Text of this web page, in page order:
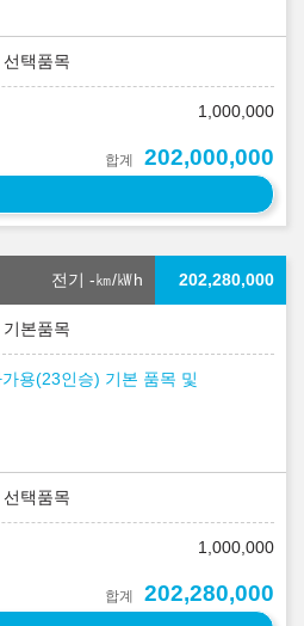
1,000,000
합계 202,000,000
전기 -㎞/㎾h 202,280,000
용(23인승) 기본 품목 및
1,000,000
합계 202,280,000